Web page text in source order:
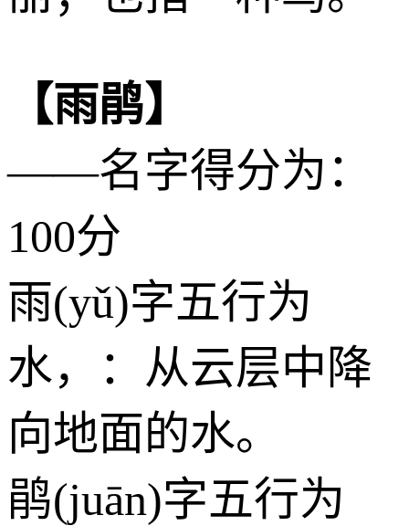
【雨鹃】
——名字得分为：
100分
雨(yǔ)字五行为
水，：从云层中降
向地面的水。
鹃(juān)字五行为